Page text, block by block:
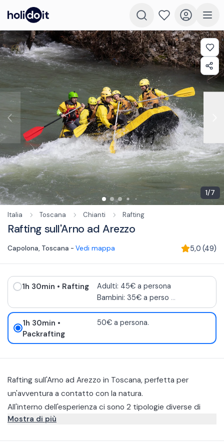
1/7
Italia Toscana Chianti Rafting
Rafting sull'Arno ad Arezzo
Capolona, Toscana - Vedi mappa 5,0 (49)
1h 30min • Rafting
Adulti: 45€ a persona
Bambini: 35€ a perso ...
1h 30min •
Packrafting
50€ a persona.
Rafting sull'Arno ad Arezzo in Toscana, perfetta per
un'avventura a contatto con la natura.
All'interno dell'esperienza ci sono 2 tipologie diverse di
tour:
Mostra di più